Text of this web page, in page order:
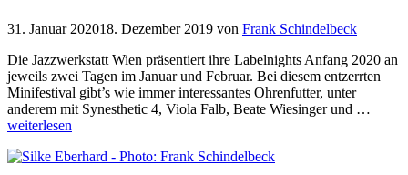
31. Januar 202018. Dezember 2019 von Frank Schindelbeck
Die Jazzwerkstatt Wien präsentiert ihre Labelnights Anfang 2020 an
jeweils zwei Tagen im Januar und Februar. Bei diesem entzerrten
Minifestival gibt’s wie immer interessantes Ohrenfutter, unter
anderem mit Synesthetic 4, Viola Falb, Beate Wiesinger und …
weiterlesen